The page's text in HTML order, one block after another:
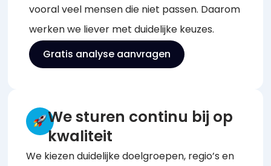
vooral veel mensen die niet passen. Daarom
werken we liever met duidelijke keuzes.
Gratis analyse aanvragen
We sturen continu bij op
kwaliteit
We kiezen duidelijke doelgroepen, regio’s en